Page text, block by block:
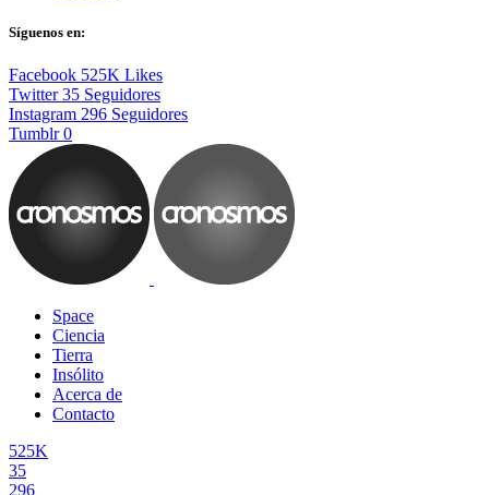
Síguenos en:
Facebook 525K Likes
Twitter 35 Seguidores
Instagram 296 Seguidores
Tumblr 0
Space
Ciencia
Tierra
Insólito
Acerca de
Contacto
525K
35
296